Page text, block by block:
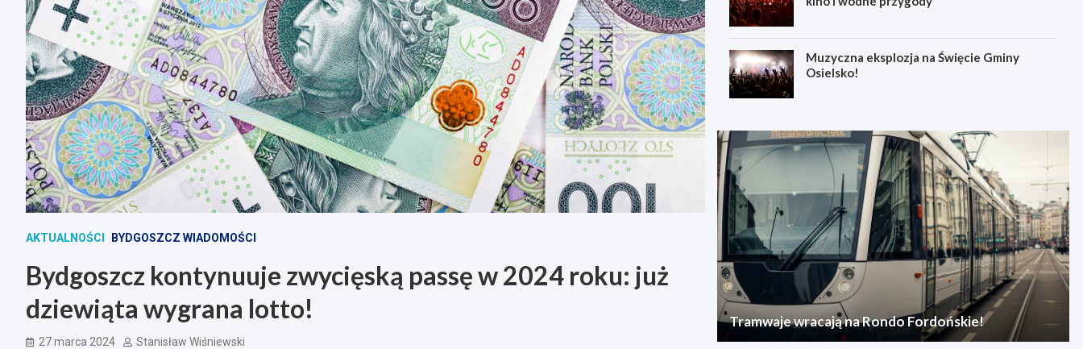
AKTUALNOŚCI BYDGOSZCZ WIADOMOŚCI
Bydgoszcz kontynuuje zwycięską passę w 2024 roku: już
dziewiąta wygrana lotto!
27 marca 2024 Stanisław Wiśniewski
Muzyczna eksplozja na Święcie Gminy
Osielsko!
Tramwaje wracają na Rondo Fordońskie!